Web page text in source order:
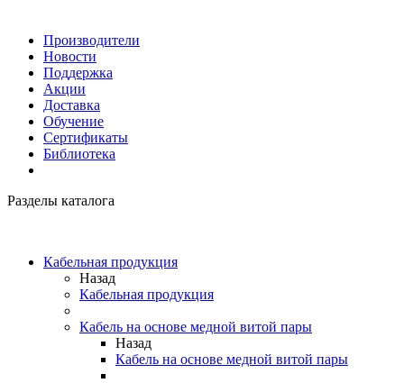
Производители
Новости
Поддержка
Акции
Доставка
Обучение
Сертификаты
Библиотека
Разделы каталога
Кабельная продукция
Назад
Кабельная продукция
Кабель на основе медной витой пары
Назад
Кабель на основе медной витой пары